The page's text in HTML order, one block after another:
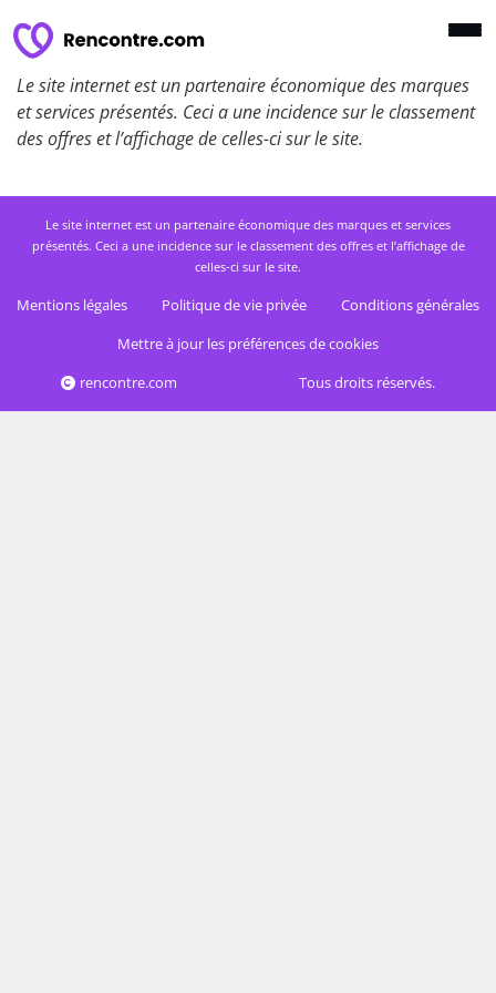
Le site internet est un partenaire économique des marques
et services présentés. Ceci a une incidence sur le classement
des offres et l’affichage de celles-ci sur le site.
Le site internet est un partenaire économique des marques et services
présentés. Ceci a une incidence sur le classement des offres et l’affichage de
celles-ci sur le site.
Mentions légales Politique de vie privée
Conditions générales
Mettre à jour les préférences de cookies
rencontre.com
Tous droits réservés.